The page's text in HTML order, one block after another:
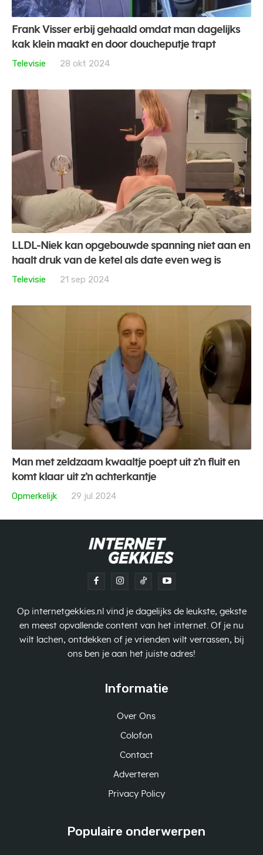
Frank Visser erbij gehaald omdat man dagelijks
kak klein maakt en door doucheputje trapt
Televisie
28 okt 2024
LLDL-Niek kan opgebouwde spanning niet aan en
haalt druk van de ketel als date even weg is
Televisie
21 sep 2024
Man met zeldzaam kwaaltje poept uit z’n fluit en
komt klaar uit z’n achterkantje
Opmerkelijk
29 jul 2024
Op internetgekkies.nl vind je dagelijks de leukste, gekste
en meest opvallende content van het internet. Of je nu
wilt lachen, ontdekken of je vrienden wilt verrassen, bij
ons ben je aan het juiste adres!
Informatie
Over Ons
Colofon
Contact
Adverteren
Privacy Policy
Populaire onderwerpen